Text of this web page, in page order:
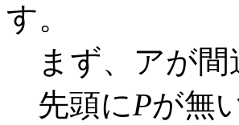
す。
まず、アが間
先頭にPが無